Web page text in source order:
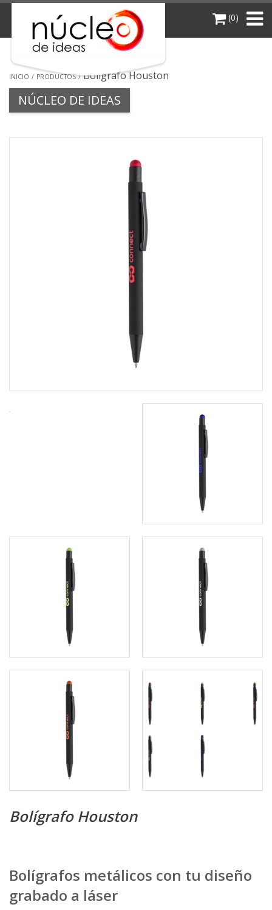
(0)
INICIO PRODUCTOS Bolígrafo Houston
NÚCLEO DE IDEAS
Bolígrafo Houston
Bolígrafos metálicos con tu diseño
grabado a láser